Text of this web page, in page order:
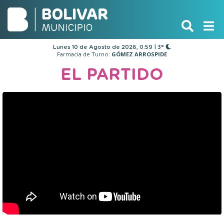
Lunes 10 de Agosto de 2026, 0:59 | 3°
Farmacia de Turno: GÓMEZ ARROSPIDE
EL PARTIDO